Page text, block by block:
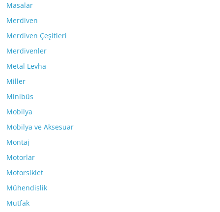
Masalar
Merdiven
Merdiven Çeşitleri
Merdivenler
Metal Levha
Miller
Minibüs
Mobilya
Mobilya ve Aksesuar
Montaj
Motorlar
Motorsiklet
Mühendislik
Mutfak